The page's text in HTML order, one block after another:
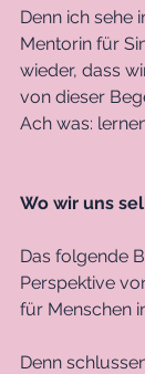
Denn ich sehe
Mentorin für
wieder, dass
von dieser
Ach was:
Wo wir uns
Das folgende
Perspektive
für Menschen
Denn